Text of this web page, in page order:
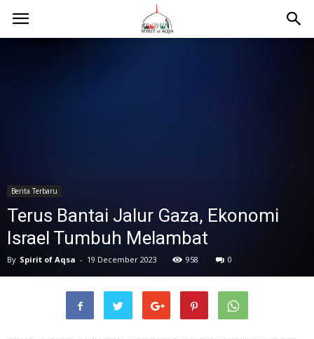
Berita Terbaru
Terus Bantai Jalur Gaza, Ekonomi
Israel Tumbuh Melambat
By Spirit of Aqsa - 19 December 2023 958 0